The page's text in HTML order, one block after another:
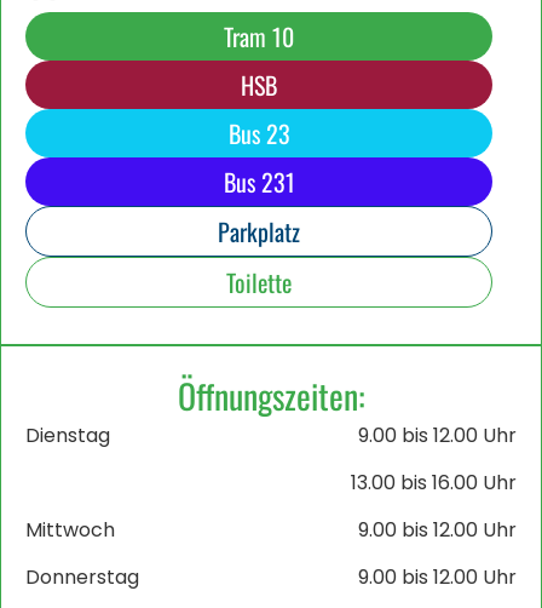
Tram 10
HSB
Bus 23
Bus 231
Parkplatz
Toilette
Öffnungszeiten:
Dienstag
9.00 bis 12.00 Uhr
13.00 bis 16.00 Uhr
Mittwoch
9.00 bis 12.00 Uhr
Donnerstag
9.00 bis 12.00 Uhr